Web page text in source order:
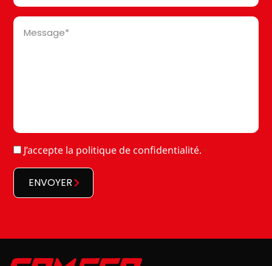
Message
RGPD
J’accepte la politique de confidentialité. *
ENVOYER